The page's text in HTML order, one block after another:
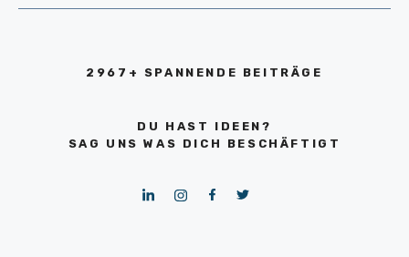
2967+ SPANNENDE BEITRÄGE
DU HAST IDEEN?
SAG UNS WAS DICH BESCHÄFTIGT